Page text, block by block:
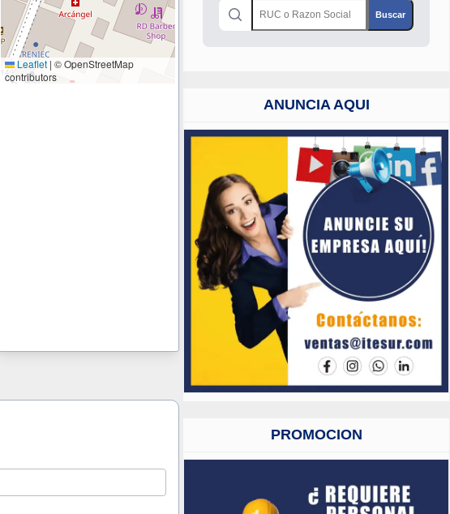
Leaflet | © OpenStreetMap
contributors
ANUNCIA AQUI
PROMOCION